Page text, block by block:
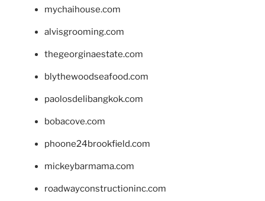
mychaihouse.com
alvisgrooming.com
thegeorginaestate.com
blythewoodseafood.com
paolosdelibangkok.com
bobacove.com
phoone24brookfield.com
mickeybarmama.com
roadwayconstructioninc.com